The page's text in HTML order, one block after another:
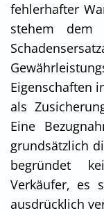
fehlerhafter
stehem dem
Eigenschaften
als
Eine
grundsätzlich
begründet
Verkäufer, es
ausdrücklich